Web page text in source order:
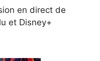
en direct de
et Disney+